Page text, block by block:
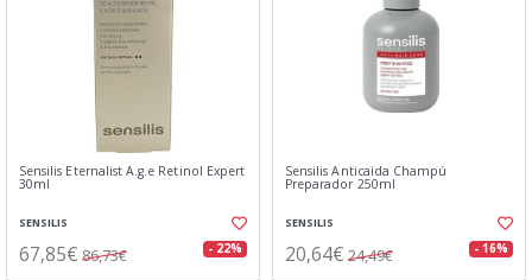
Sensilis Eternalist A.g.e Retinol Expert
30ml
SENSILIS
67,85€ 86,73€ - 22%
Sensilis Anticaida Champú
Preparador 250ml
SENSILIS
20,64€ 24,49€ - 16%